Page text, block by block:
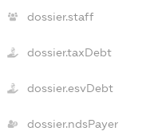
dossier.staff
dossier.taxDebt
dossier.esvDebt
dossier.ndsPayer